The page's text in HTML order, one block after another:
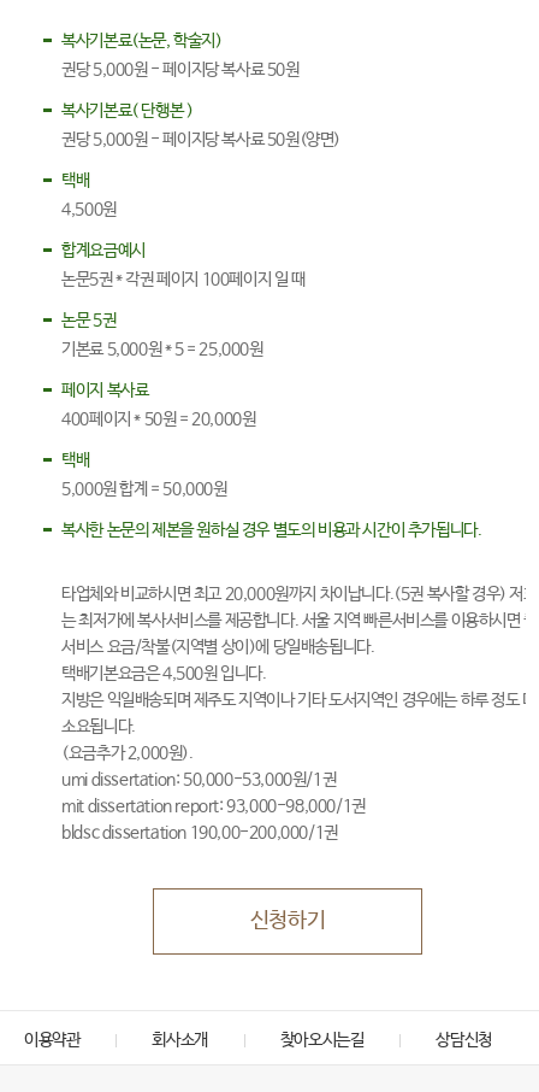
복사기본료(논문, 학술지)
권당 5,000원 - 페이지당 복사료 50원
복사기본료( 단행본 )
권당 5,000원 - 페이지당 복사료 50원(양면)
택배
4,500원
합계요금예시
논문5권 * 각권 페이지 100페이지 일 때
논문 5권
기본료 5,000원 * 5 = 25,000원
페이지 복사료
400페이지 * 50원 = 20,000원
택배
5,000원 합계 = 50,000원
복사한 논문의 제본을 원하실 경우 별도의 비용과 시간이 추가됩니다.
타업체와 비교하시면 최고 20,000원까지 차이납니다.(5권 복사할 경우) 저희
는 최저가에 복사서비스를 제공합니다. 서울 지역 빠른서비스를 이용하시면 퀵
서비스 요금/착불(지역별 상이)에 당일배송됩니다.
택배기본요금은 4,500원 입니다.
지방은 익일배송되며 제주도 지역이나 기타 도서지역인 경우에는 하루 정도 더
소요됩니다.
(요금추가 2,000원).
umi dissertation: 50,000-53,000원/1권
mit dissertation report: 93,000-98,000/1권
bldsc dissertation 190,00-200,000/1권
신청하기
이용약관 회사소개 찾아오시는길 상담신청